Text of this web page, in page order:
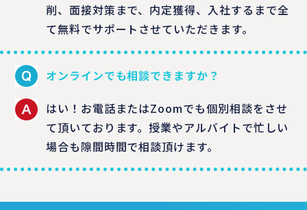
削、面接対策まで、内定獲得、入社するまで全
て無料でサポートさせていただきます。
オンラインでも相談できますか？
はい！お電話またはZoomでも個別相談をさせ
て頂いております。授業やアルバイトで忙しい
場合も隙間時間で相談頂けます。